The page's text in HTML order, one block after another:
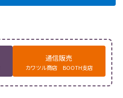
通信販売
カワツル商店 BOOTH支店